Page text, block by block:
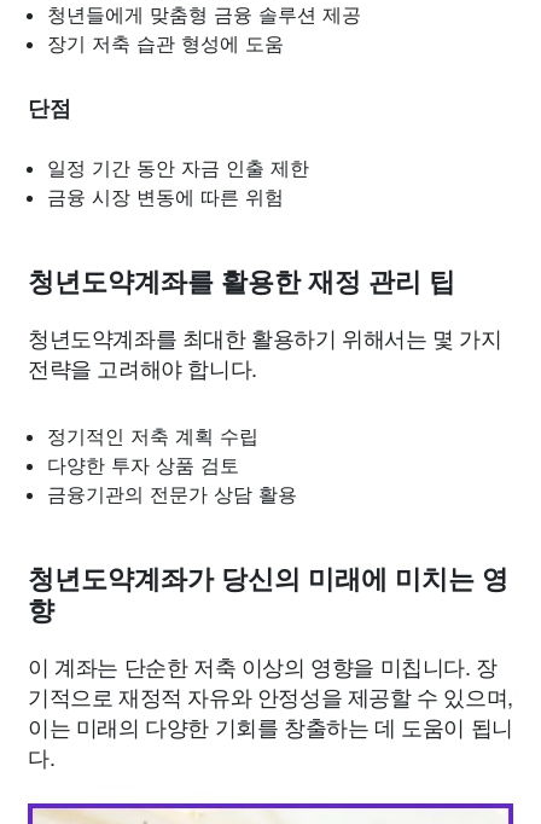
청년들에게 맞춤형 금융 솔루션 제공
장기 저축 습관 형성에 도움
단점
일정 기간 동안 자금 인출 제한
금융 시장 변동에 따른 위험
청년도약계좌를 활용한 재정 관리 팁
청년도약계좌를 최대한 활용하기 위해서는 몇 가지
전략을 고려해야 합니다.
정기적인 저축 계획 수립
다양한 투자 상품 검토
금융기관의 전문가 상담 활용
청년도약계좌가 당신의 미래에 미치는 영
향
이 계좌는 단순한 저축 이상의 영향을 미칩니다. 장
기적으로 재정적 자유와 안정성을 제공할 수 있으며,
이는 미래의 다양한 기회를 창출하는 데 도움이 됩니
다.